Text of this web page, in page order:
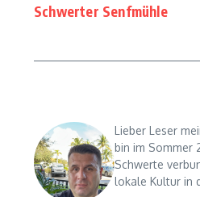
Schwerter Senfmühle
Lieber Leser
bin im Sommer
Schwerte
lokale Kultur in